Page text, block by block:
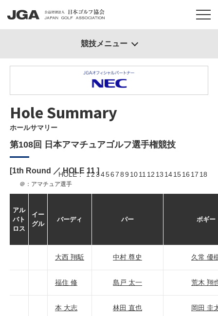
Hole Summary
ホールサマリー
第108回 日本アマチュアゴルフ選手権競技
[1th Round ／ HOLE 11]
HOLE 123456789 1011 12 13 141516 17 18
＠：アマチュア選手
アル
バト
ロス
イー
グル
バーディ パー ボギー
大西 翔駈 中村 尊史 久常 優
福住 修 島戸 太一 荒木 翔
本 大志 林田 直也 岡田 圭
競技メニュー